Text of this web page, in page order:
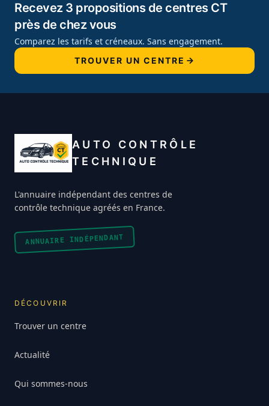
Recevez 3 propositions de centres CT
près de chez vous
Comparez les tarifs et créneaux. Sans engagement.
TROUVER UN CENTRE
AUTO CONTRÔLE
TECHNIQUE
L'annuaire indépendant des centres de
contrôle technique agréés en France.
ANNUAIRE INDÉPENDANT
DÉCOUVRIR
Trouver un centre
Actualité
Qui sommes-nous